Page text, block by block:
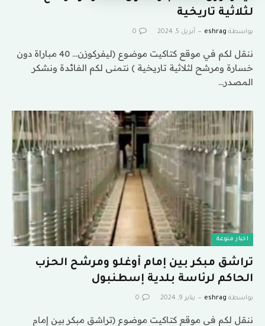
لثلاثية تاريخية
بواسطة eshrag أبريل 5, 2024 0
ننقل لكم في موقع كتاكيت موضوع (ليفركوزن… 40 مباراة دون
خسارة ومرشح لثلاثية تاريخية ) نتمنى لكم الفائدة ونشكر
المصدر…
اخبار منوعة
تراشق مبكر بين إمام أوغلو ومرشح الحزب
الحاكم لرئاسة بلدية إسطنبول
بواسطة eshrag يناير 9, 2024 0
ننقل لكم في موقع كتاكيت موضوع (تراشق مبكر بين إمام